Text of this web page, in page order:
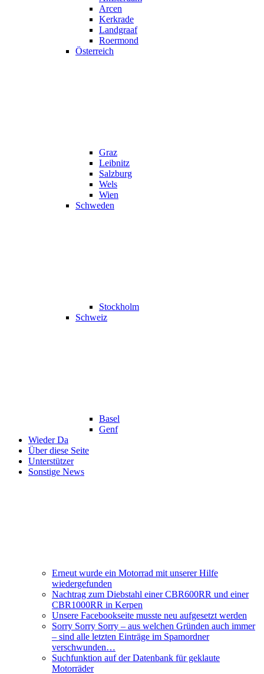
Arcen
Kerkrade
Landgraaf
Roermond
Österreich
Graz
Leibnitz
Salzburg
Wels
Wien
Schweden
Stockholm
Schweiz
Basel
Genf
Wieder Da
Über diese Seite
Unterstützer
Sonstige News
Erneut wurde ein Motorrad mit unserer Hilfe
wiedergefunden
Nachtrag zum Diebstahl einer CBR600RR und einer
CBR1000RR in Kerpen
Unsere Facebookseite musste neu aufgesetzt werden
Sorry Sorry Sorry – aus welchen Gründen auch immer
– sind alle letzten Einträge im Spamordner
verschwunden…
Suchfunktion auf der Datenbank für geklaute
Motorräder